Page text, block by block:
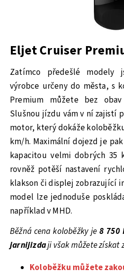
Eljet Cruiser
Zatímco předešlé modely
výrobce určeny do města, s
Premium můžete bez
Slušnou jízdu vám v ní zajistí
motor, který dokáže
km/h. Maximální dojezd je
kapacitou velmi dobrých 35
rovněž potěší nastavení
klakson či displej zobrazující
model lze jednoduše
například v MHD.
Běžná cena koloběžky je 8 750
jarnijizdaji však můžete získat
Koloběžku můžete